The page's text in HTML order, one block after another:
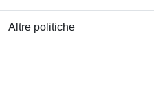
Altre politiche